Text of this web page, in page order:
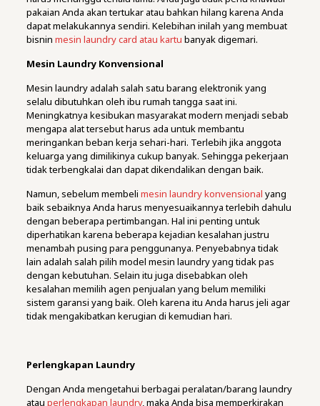
pakaian Anda akan tertukar atau bahkan hilang karena Anda
dapat melakukannya sendiri. Kelebihan inilah yang membuat
bisnin mesin laundry card atau kartu banyak digemari.
Mesin Laundry Konvensional
Mesin laundry adalah salah satu barang elektronik yang
selalu dibutuhkan oleh ibu rumah tangga saat ini.
Meningkatnya kesibukan masyarakat modern menjadi sebab
mengapa alat tersebut harus ada untuk membantu
meringankan beban kerja sehari-hari. Terlebih jika anggota
keluarga yang dimilikinya cukup banyak. Sehingga pekerjaan
tidak terbengkalai dan dapat dikendalikan dengan baik.
Namun, sebelum membeli mesin laundry konvensional yang
baik sebaiknya Anda harus menyesuaikannya terlebih dahulu
dengan beberapa pertimbangan. Hal ini penting untuk
diperhatikan karena beberapa kejadian kesalahan justru
menambah pusing para penggunanya. Penyebabnya tidak
lain adalah salah pilih model mesin laundry yang tidak pas
dengan kebutuhan. Selain itu juga disebabkan oleh
kesalahan memilih agen penjualan yang belum memiliki
sistem garansi yang baik. Oleh karena itu Anda harus jeli agar
tidak mengakibatkan kerugian di kemudian hari.
Perlengkapan Laundry
Dengan Anda mengetahui berbagai peralatan/barang laundry
atau perlengkapan laundry, maka Anda bisa memperkirakan